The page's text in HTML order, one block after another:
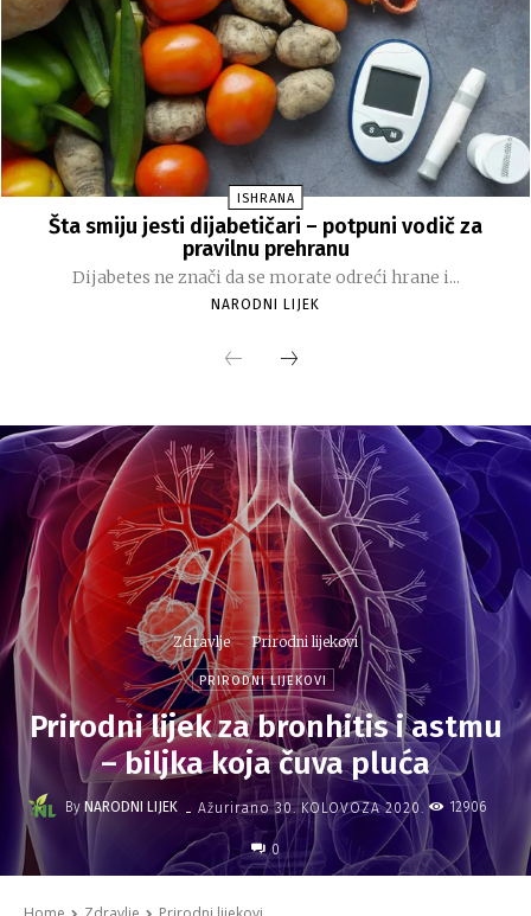
ISHRANA
Šta smiju jesti dijabetičari – potpuni vodič za
pravilnu prehranu
Dijabetes ne znači da se morate odreći hrane i...
NARODNI LIJEK